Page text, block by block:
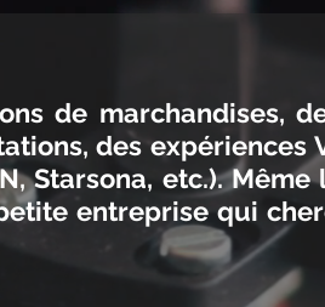
de marchandises,
des expériences
Starsona, etc.).
entreprise qui